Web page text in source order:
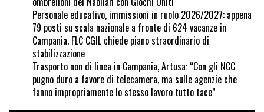
Personale educativo, immissioni in ruolo 2026/2027: appena
79 posti su scala nazionale a fronte di 624 vacanze in
Campania. FLC CGIL chiede piano straordinario di
stabilizzazione
Trasporto non di linea in Campania, Artusa: “Con gli NCC
pugno duro a favore di telecamera, ma sulle agenzie che
fanno impropriamente lo stesso lavoro tutto tace”